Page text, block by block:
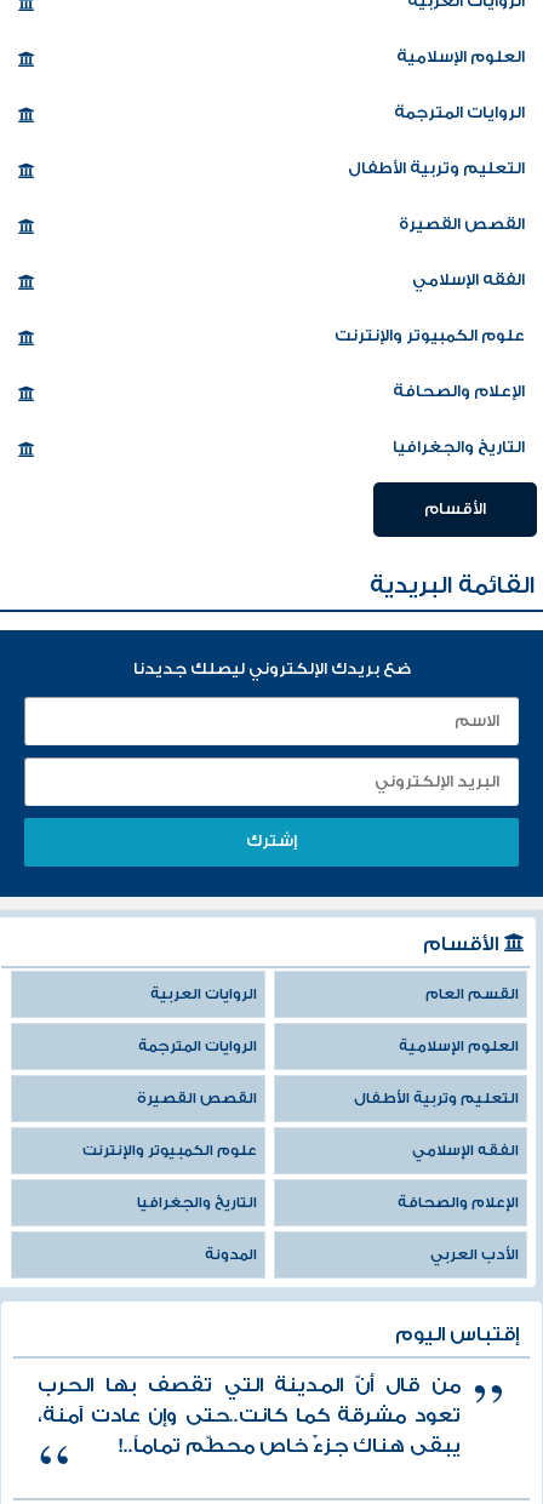
العلوم الإسلامية
الروايات المترجمة
التعليم وتربية الأطفال
القصص القصيرة
الفقه الإسلامي
علوم الكمبيوتر والإنترنت
الإعلام والصحافة
التاريخ والجغرافيا
الأقسام
القائمة البريدية
ضع بريدك الإلكتروني ليصلك جديدنا
الأقسام
القسم العام الروايات العربية
العلوم الإسلامية الروايات المترجمة
التعليم وتربية الأطفال القصص القصيرة
الفقه الإسلامي علوم الكمبيوتر والإنترنت
الإعلام والصحافة التاريخ والجغرافيا
الأدب العربي المدونة
إقتباس اليوم
من قال أنّ المدينة التي تقصف بها الحرب
تعود مشرقة كما كانت..حتى وإن عادت آمنة،
يبقى هناك جزءٌ خاص محطّم تماماً..!